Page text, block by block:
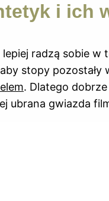
i ich
lepiej radzą sobie w
stopy pozostały
. Dlatego
ubrana gwiazda